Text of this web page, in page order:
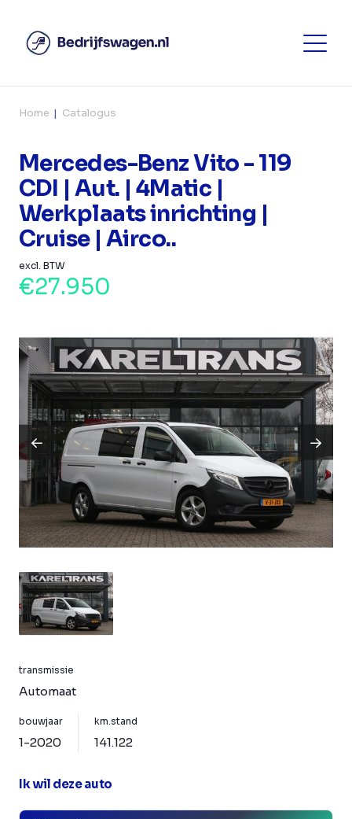
Home Catalogus
Mercedes-Benz Vito - 119
CDI | Aut. | 4Matic |
Werkplaats inrichting |
Cruise | Airco..
excl. BTW
€27.950
transmissie
Automaat
bouwjaar
1-2020
km.stand
141.122
Ik wil deze auto